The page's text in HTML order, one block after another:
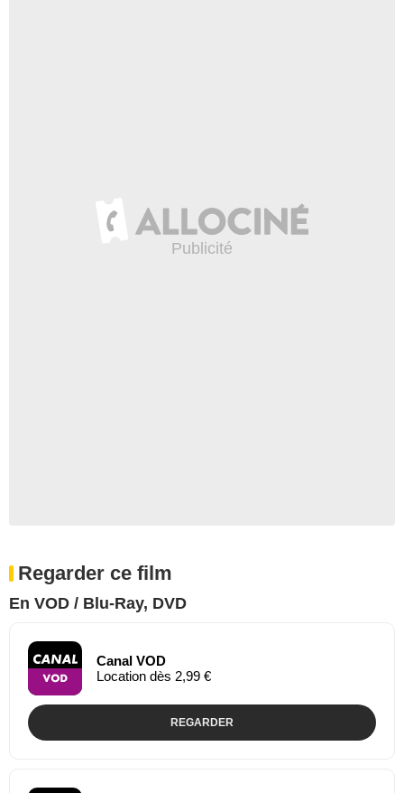
Regarder ce film
En VOD / Blu-Ray, DVD
Canal VOD
Location dès 2,99 €
REGARDER